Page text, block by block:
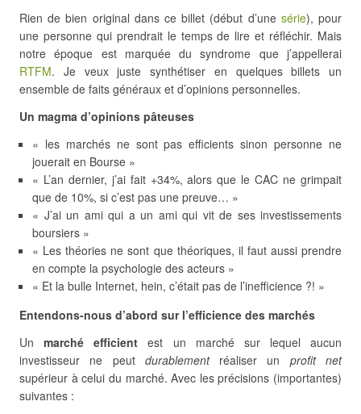
Rien de bien original dans ce billet (début d’une série), pour
une personne qui prendrait le temps de lire et réfléchir. Mais
notre époque est marquée du syndrome que j’appellerai
RTFM. Je veux juste synthétiser en quelques billets un
ensemble de faits généraux et d’opinions personnelles.
Un magma d’opinions pâteuses
« les marchés ne sont pas efficients sinon personne ne
jouerait en Bourse »
« L’an dernier, j’ai fait +34%, alors que le CAC ne grimpait
que de 10%, si c’est pas une preuve… »
« J’ai un ami qui a un ami qui vit de ses investissements
boursiers »
« Les théories ne sont que théoriques, il faut aussi prendre
en compte la psychologie des acteurs »
« Et la bulle Internet, hein, c’était pas de l’inefficience ?! »
Entendons-nous d’abord sur l’efficience des marchés
Unmarché efficient est un marché sur lequel aucun
investisseur ne peut durablementréaliser un profit net
supérieur à celui du marché. Avec les précisions (importantes)
suivantes :